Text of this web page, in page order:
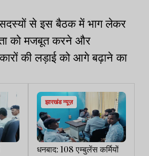
से इस बैठक में भाग लेकर
को मजबूत करने और
की लड़ाई को आगे बढ़ाने का
झारखंड न्यूज़
धनबाद: 108 एम्बुलेंस कर्मियों